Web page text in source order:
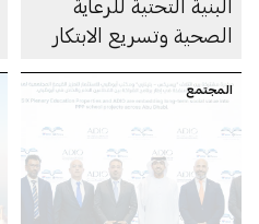
البنية التحتية للرعاية
الصحية وتسريع الابتكار
المجتمع